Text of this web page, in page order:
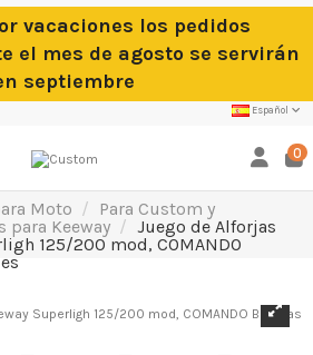
vacaciones los pedidos
el mes de agosto se servirán
septiembre
Español
0
Moto
Para Custom y
para Keeway
Juego de Alforjas
125/200 mod, COMANDO